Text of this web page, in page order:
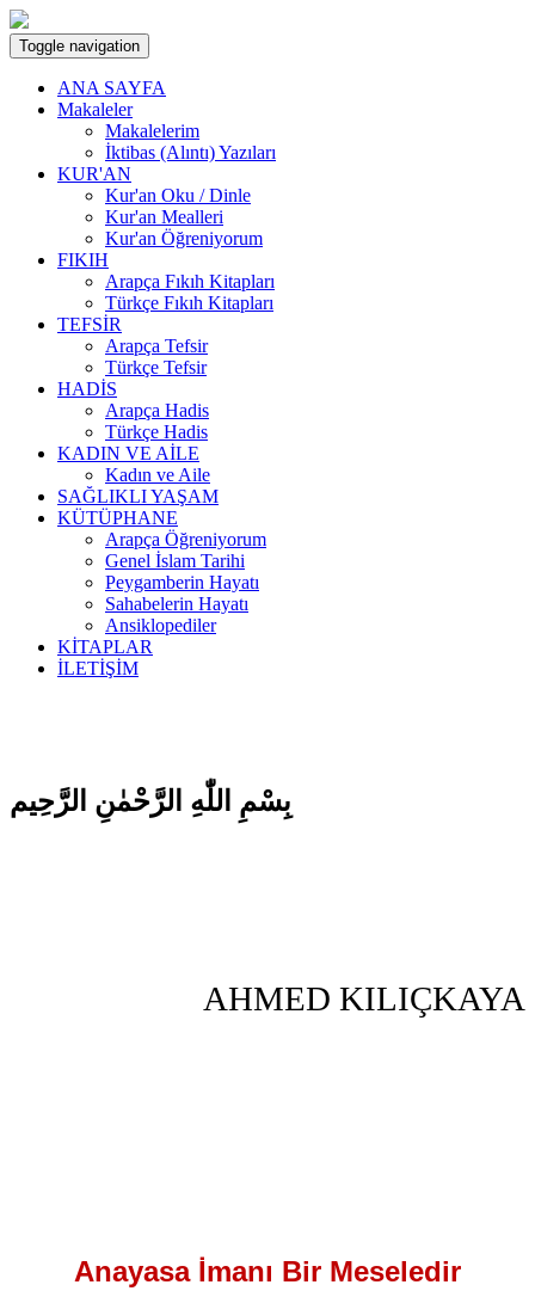
Toggle navigation
ANA SAYFA
Makaleler
Makalelerim
İktibas (Alıntı) Yazıları
KUR'AN
Kur'an Oku / Dinle
Kur'an Mealleri
Kur'an Öğreniyorum
FIKIH
Arapça Fıkıh Kitapları
Türkçe Fıkıh Kitapları
TEFSİR
Arapça Tefsir
Türkçe Tefsir
HADİS
Arapça Hadis
Türkçe Hadis
KADIN VE AİLE
Kadın ve Aile
SAĞLIKLI YAŞAM
KÜTÜPHANE
Arapça Öğreniyorum
Genel İslam Tarihi
Peygamberin Hayatı
Sahabelerin Hayatı
Ansiklopediler
KİTAPLAR
İLETİŞİM
بِسْمِ اللّٰهِ الرَّحْمٰنِ الرَّحِيم
AHMED KILIÇKAYA
Anayasa İmanı Bir Meseledir